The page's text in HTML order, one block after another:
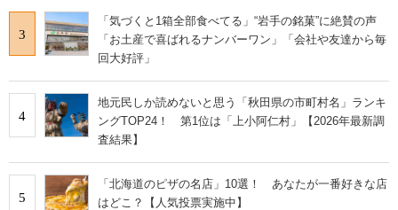
3
「気づくと1箱全部食べてる」“岩手の銘菓”に絶賛の声
「お土産で喜ばれるナンバーワン」「会社や友達から毎
回大好評」
4
地元民しか読めないと思う「秋田県の市町村名」ランキ
ングTOP24！ 第1位は「上小阿仁村」【2026年最新調
査結果】
5
「北海道のピザの名店」10選！ あなたが一番好きな店
はどこ？【人気投票実施中】